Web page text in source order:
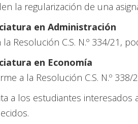
la regularización de una
en Administración
la Resolución C.S. N.º 334/21,
en Economía
a la Resolución C.S. N.º
a los estudiantes